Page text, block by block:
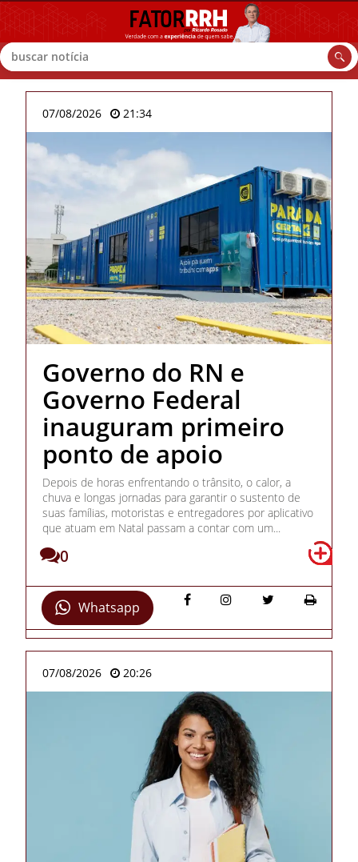
Buscar
07/08/2026 21:34
Governo do RN e
Governo Federal
inauguram primeiro
ponto de apoio
Depois de horas enfrentando o trânsito, o calor, a
chuva e longas jornadas para garantir o sustento de
suas famílias, motoristas e entregadores por aplicativo
que atuam em Natal passam a contar com um...
0
Whatsapp
07/08/2026 20:26